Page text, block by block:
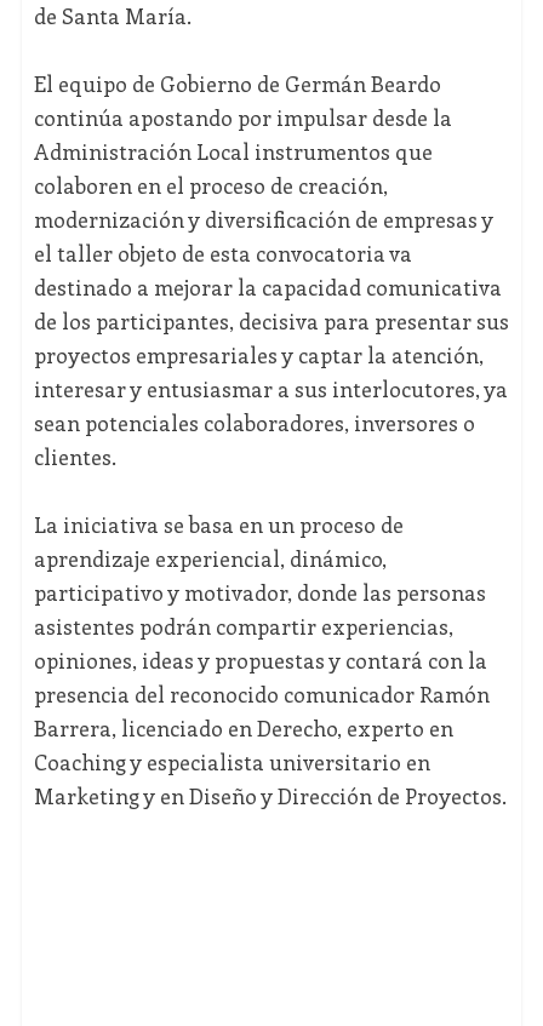
de Santa María.
El equipo de Gobierno de Germán Beardo
continúa apostando por impulsar desde la
Administración Local instrumentos que
colaboren en el proceso de creación,
modernización y diversificación de empresas y
el taller objeto de esta convocatoria va
destinado a mejorar la capacidad comunicativa
de los participantes, decisiva para presentar sus
proyectos empresariales y captar la atención,
interesar y entusiasmar a sus interlocutores, ya
sean potenciales colaboradores, inversores o
clientes.
La iniciativa se basa en un proceso de
aprendizaje experiencial, dinámico,
participativo y motivador, donde las personas
asistentes podrán compartir experiencias,
opiniones, ideas y propuestas y contará con la
presencia del reconocido comunicador Ramón
Barrera, licenciado en Derecho, experto en
Coaching y especialista universitario en
Marketing y en Diseño y Dirección de Proyectos.